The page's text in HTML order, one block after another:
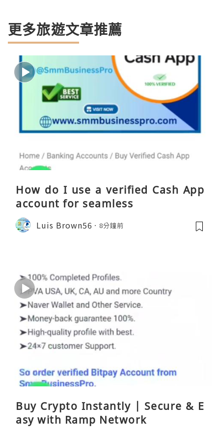
更多旅遊文章推薦
How do I use a verified Cash App
account for seamless
Luis Brown56 8分鐘前
Buy Crypto Instantly | Secure & E
asy with Ramp Network